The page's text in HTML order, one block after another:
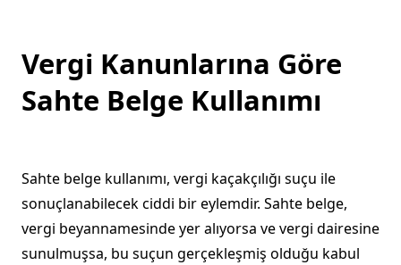
Vergi Kanunlarına Göre
Sahte Belge Kullanımı
Sahte belge kullanımı, vergi kaçakçılığı suçu ile
sonuçlanabilecek ciddi bir eylemdir. Sahte belge,
vergi beyannamesinde yer alıyorsa ve vergi dairesine
sunulmuşsa, bu suçun gerçekleşmiş olduğu kabul